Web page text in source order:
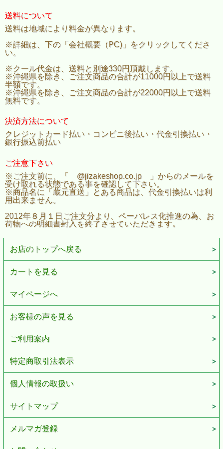
送料について
送料は地域により料金が異なります。
※詳細は、下の「会社概要（PC)」をクリックしてくださ
い。
※クール代金は、送料と別途330円頂戴します。
※沖縄県を除き、ご注文商品の合計が11000円以上で送料
半額です。
※沖縄県を除き、ご注文商品の合計が22000円以上で送料
無料です。
決済方法について
クレジットカード払い・コンビニ後払い・代金引換払い・
銀行振込前払い
ご注意下さい
※ご注文前に、「 @jizakeshop.co.jp 」からのメールを
受け取れる状態である事を確認して下さい。
※商品名に「蔵元直送」とある商品は、代金引換払いは利
用出来ません。
2012年８月１日ご注文分より、ペーパレス化推進の為、お
荷物への明細書封入を終了させていただきます。
お店のトップへ戻る
カートを見る
マイページへ
お客様の声を見る
ご利用案内
特定商取引法表示
個人情報の取扱い
サイトマップ
メルマガ登録